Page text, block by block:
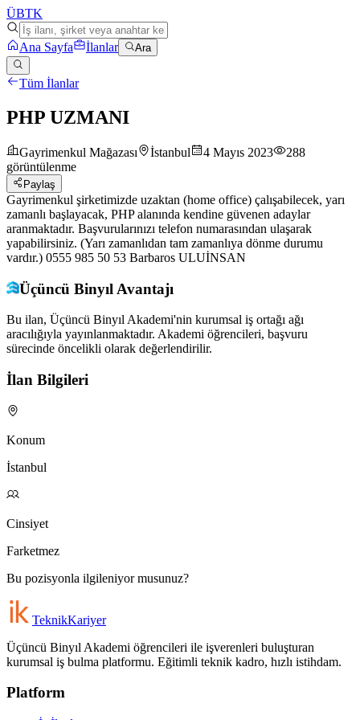
ÜBTK
Ana Sayfa İlanlar Ara
Tüm İlanlar
PHP UZMANI
Gayrimenkul Mağazası İstanbul 4 Mayıs 2023
288
görüntülenme
Paylaş
Gayrimenkul şirketimizde uzaktan (home office) çalışabilecek, yarı
zamanlı başlayacak, PHP alanında kendine güvenen adaylar
aranmaktadır. Başvurularınızı telefon numarasından ulaşarak
yapabilirsiniz. (Yarı zamanlıdan tam zamanlıya dönme durumu
vardır.) 0555 985 50 53 Barbaros ULUİNSAN
Üçüncü Binyıl Avantajı
Bu ilan, Üçüncü Binyıl Akademi'nin kurumsal iş ortağı ağı
aracılığıyla yayınlanmaktadır. Akademi öğrencileri, başvuru
sürecinde öncelikli olarak değerlendirilir.
İlan Bilgileri
Konum
İstanbul
Cinsiyet
Farketmez
Bu pozisyonla ilgileniyor musunuz?
TeknikKariyer
Üçüncü Binyıl Akademi öğrencileri ile işverenleri buluşturan
kurumsal iş bulma platformu. Eğitimli teknik kadro, hızlı istihdam.
Platform